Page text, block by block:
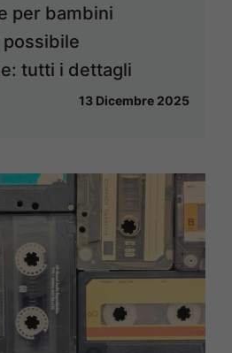
per bambini
tutti i dettagli
13 Dicembre 2025